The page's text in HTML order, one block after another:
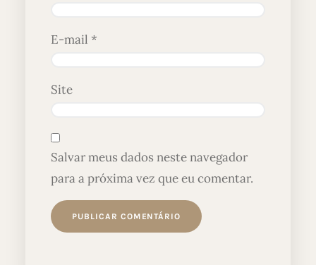
E-mail *
Site
Salvar meus dados neste navegador
para a próxima vez que eu comentar.